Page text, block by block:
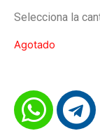
Selecciona la
Agotado